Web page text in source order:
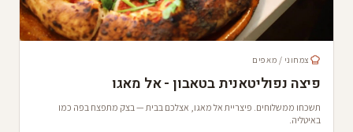
צמחוני / מאפים
פיצה נפוליטאנית בטאבון - אל מאגו
תשכחו ממשלוחים. פיצריית אל מאגו, אצלכם בבית — בצק מתפצח בפה כמו
באיטליה.